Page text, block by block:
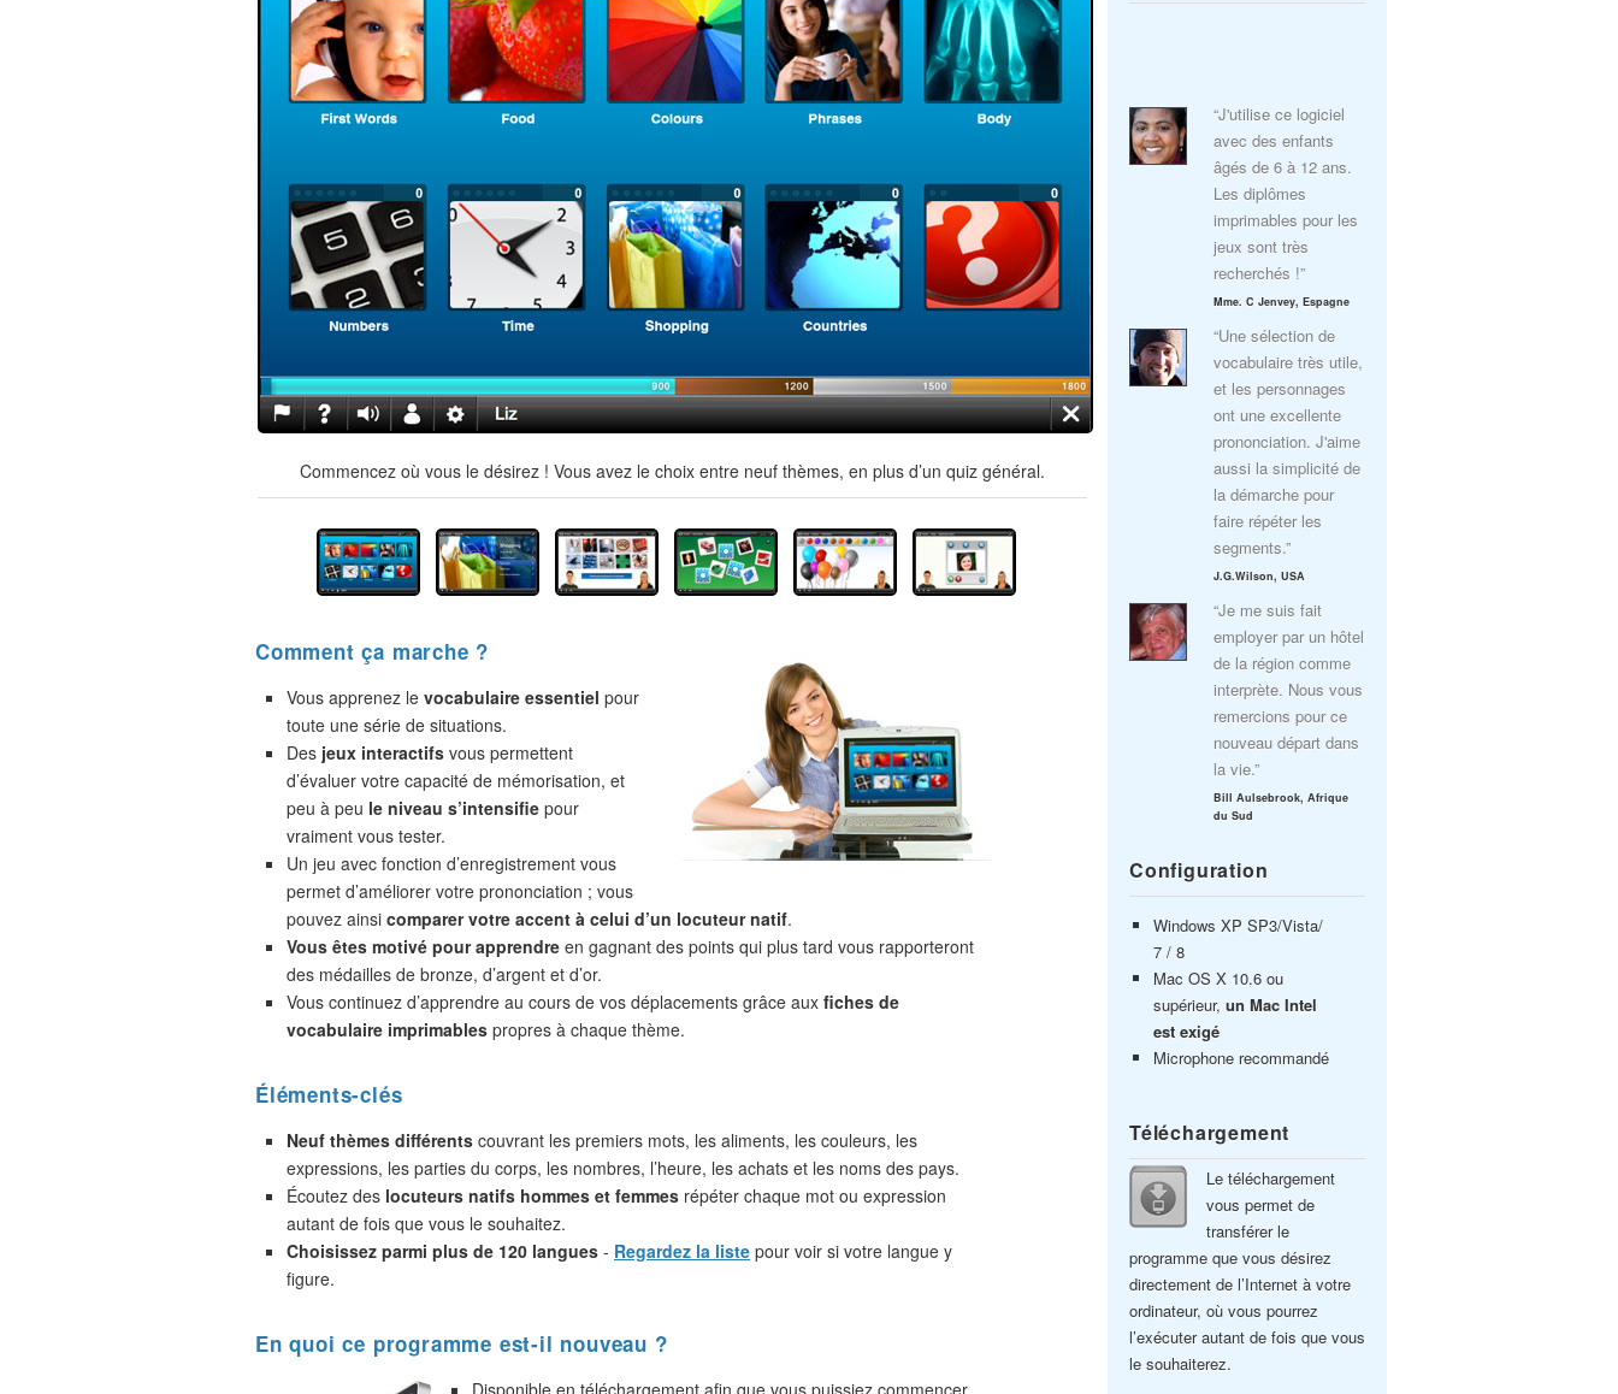
Commencez où vous le désirez ! Vous avez le choix entre neuf thèmes, en plus d’un quiz général.
Comment ça marche ?
Vous apprenez le vocabulaire essentiel pour
toute une série de situations.
Des jeux interactifs vous permettent
d’évaluer votre capacité de mémorisation, et
peu à peu le niveau s’intensifie pour
vraiment vous tester.
Un jeu avec fonction d’enregistrement vous
permet d’améliorer votre prononciation ; vous
pouvez ainsi comparer votre accent à celui d’un locuteur natif.
Vous êtes motivé pour apprendre en gagnant des points qui plus tard vous rapporteront
des médailles de bronze, d’argent et d’or.
Vous continuez d’apprendre au cours de vos déplacements grâce aux fiches de
vocabulaire imprimables propres à chaque thème.
Éléments-clés
Neuf thèmes différents couvrant les premiers mots, les aliments, les couleurs, les
expressions, les parties du corps, les nombres, l’heure, les achats et les noms des pays.
Écoutez des locuteurs natifs hommes et femmes répéter chaque mot ou expression
autant de fois que vous le souhaitez.
Choisissez parmi plus de 120 langues - Regardez la liste pour voir si votre langue y
figure.
En quoi ce programme est-il nouveau ?
Disponible en téléchargement afin que vous puissiez commencer
“J'utilise ce logiciel
avec des enfants
âgés de 6 à 12 ans.
Les diplômes
imprimables pour les
jeux sont très
recherchés !”
Mme. C Jenvey, Espagne
“Une sélection de
vocabulaire très utile,
et les personnages
ont une excellente
prononciation. J'aime
aussi la simplicité de
la démarche pour
faire répéter les
segments.”
J.G.Wilson, USA
“Je me suis fait
employer par un hôtel
de la région comme
interprète. Nous vous
remercions pour ce
nouveau départ dans
la vie.”
Bill Aulsebrook, Afrique
du Sud
Configuration
Windows XP SP3/Vista/
7 / 8
Mac OS X 10.6 ou
supérieur, un Mac Intel
est exigé
Microphone recommandé
Téléchargement
Le téléchargement
vous permet de
transférer le
programme que vous désirez
directement de l’Internet à votre
ordinateur, où vous pourrez
l’exécuter autant de fois que vous
le souhaiterez.